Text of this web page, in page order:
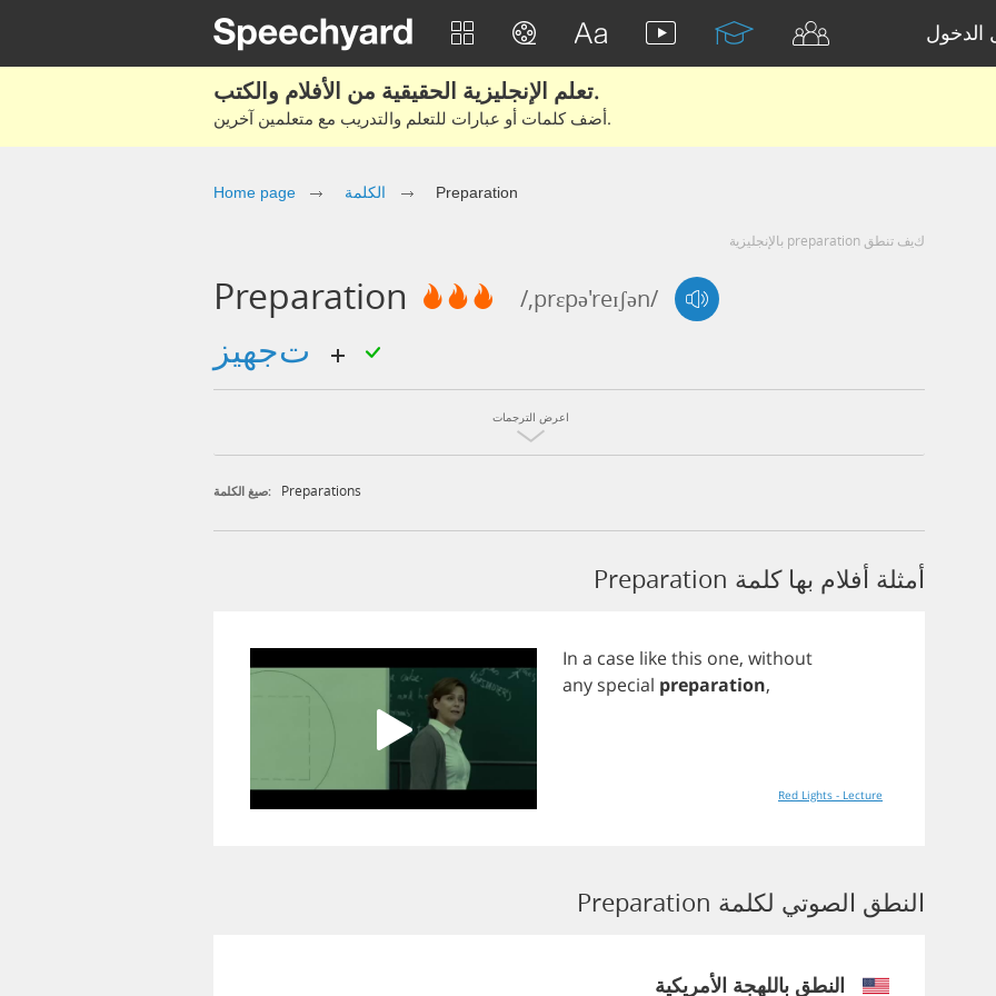
الدخول
تعلم الإنجليزية الحقيقية من الأفلام والكتب.
أضف كلمات أو عبارات للتعلم والتدريب مع متعلمين آخرين.
Home page الكلمة Preparation
كيف تنطق preparation بالإنجليزية
Preparation /,prɛpə'reɪʃən/
اعرض الترجمات
صيغ الكلمة: Preparations
أمثلة أفلام بها كلمة Preparation
In a case likethis one, without
any special preparation,
Red Lights - Lecture
النطق الصوتي لكلمة Preparation
النطق باللهجة الأمريكية